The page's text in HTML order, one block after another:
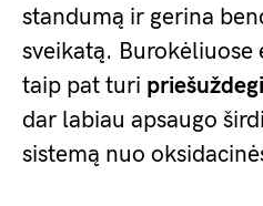
standumą ir gerina
sveikatą. Burokėliuose
taip pat turi
dar labiau apsaugo
sistemą nuo